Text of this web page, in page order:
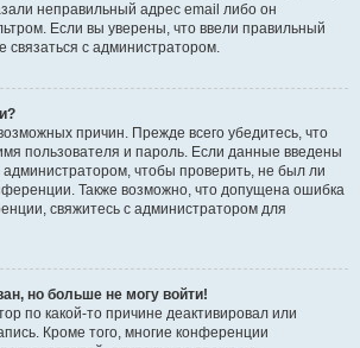
неправильный адрес email либо он
Если вы уверены, что ввели правильный
связаться с администратором.
причин. Прежде всего убедитесь, что
пользователя и пароль. Если данные введены
администратором, чтобы проверить, не был ли
Также возможно, что допущена ошибка
свяжитесь с администратором для
но больше не могу войти!
по какой-то причине деактивировал или
Кроме того, многие конференции